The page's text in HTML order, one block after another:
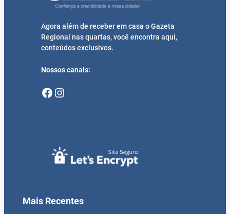
Agora além de receber em casa o Gazeta
Regional nas quartas, você encontra aqui,
conteúdos exclusivos.
Nossos canais:
Facebook Instagram
Mais Recentes